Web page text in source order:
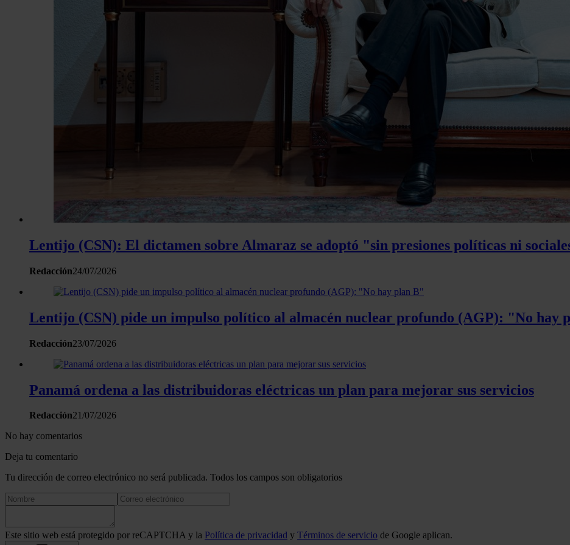
Lentijo (CSN): El dictamen sobre Almaraz se adoptó "sin presiones políticas ni
Redacción24/07/2026
Lentijo (CSN) pide un impulso político al almacén nuclear profundo (AGP): "No hay
Redacción23/07/2026
Panamá ordena a las distribuidoras eléctricas un plan para mejorar sus servicios
Redacción21/07/2026
No hay comentarios
Deja tu comentario
Tu dirección de correo electrónico no será publicada. Todos los campos son obligatorios
Este sitio web está protegido por reCAPTCHA y la Política de privacidad y Términos de servicio de Google aplican.